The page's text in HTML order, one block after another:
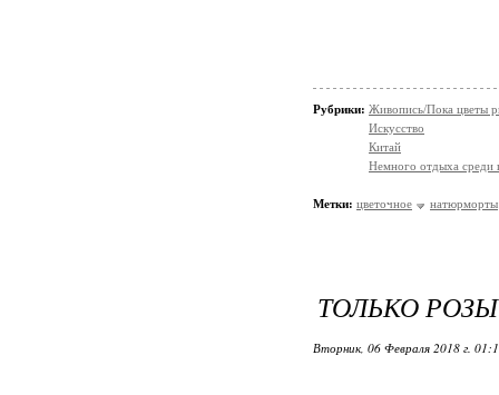
Рубрики: Живопись/Пока цветы
Искусство
Китай
Немного отдыха среди
Метки: цветочное натюрморты
ТОЛЬКО
Вторник, 06 Февраля 2018 г.